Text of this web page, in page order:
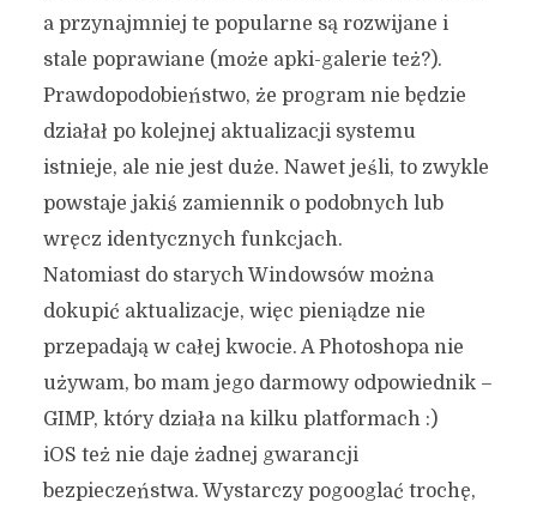
a przynajmniej te popularne są rozwijane i
stale poprawiane (może apki-galerie też?).
Prawdopodobieństwo, że program nie będzie
działał po kolejnej aktualizacji systemu
istnieje, ale nie jest duże. Nawet jeśli, to zwykle
powstaje jakiś zamiennik o podobnych lub
wręcz identycznych funkcjach.
Natomiast do starych Windowsów można
dokupić aktualizacje, więc pieniądze nie
przepadają w całej kwocie. A Photoshopa nie
używam, bo mam jego darmowy odpowiednik –
GIMP, który działa na kilku platformach :)
iOS też nie daje żadnej gwarancji
bezpieczeństwa. Wystarczy pogooglać trochę,